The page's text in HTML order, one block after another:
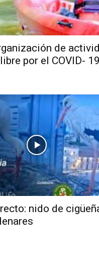
de
por el COVID- 19
nido de